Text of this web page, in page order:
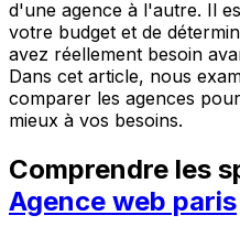
d'une agence à l'autre. Il
votre budget et de
avez réellement besoin
Dans cet article, nous
comparer les agences
mieux à vos besoins.
Comprendre les
Agence web paris